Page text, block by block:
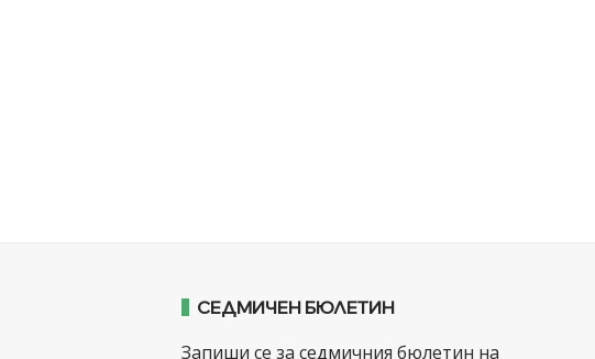
СЕДМИЧЕН БЮЛЕТИН
Запиши се за седмичния бюлетин на